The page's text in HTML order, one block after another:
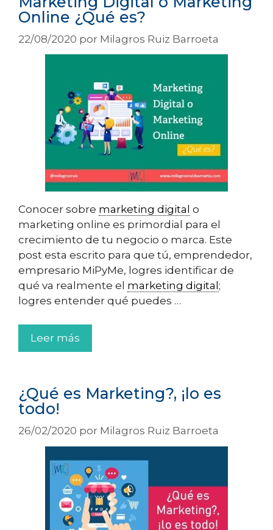
Online ¿Qué es?
22/08/2020 por Milagros Ruiz Barroeta
Conocer sobre marketing digital o
marketing online es primordial para el
crecimiento de tu negocio o marca. Este
post esta escrito para que tú, emprendedor,
empresario MiPyMe, logres identificar de
qué va realmente el marketing digital ;
logres entender qué puedes …
Leer más
¿Qué es Marketing?, ¡lo es
todo!
26/02/2020 por Milagros Ruiz Barroeta